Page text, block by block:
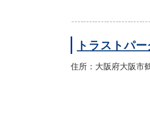
トラストパ
住所：大阪府大阪市